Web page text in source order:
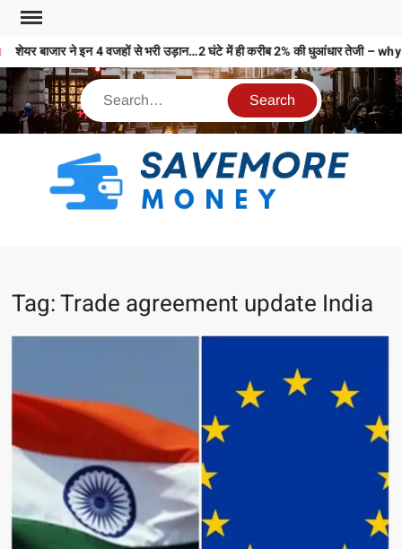
शेयर बाजार ने इन 4 वजहों से भरी उड़ान…2 घंटे में ही करीब 2% की धुआंधार
Tag:Trade agreement update India